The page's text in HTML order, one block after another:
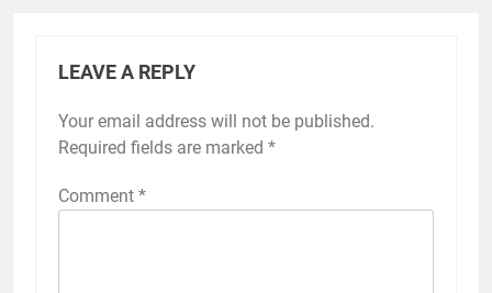
LEAVE A REPLY
Your email address will not be published.
Required fields are marked *
Comment *